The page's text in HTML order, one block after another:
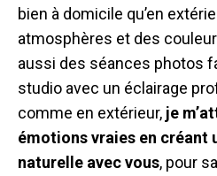
bien à domicile qu’en
atmosphères et des
aussi des séances photos
studio avec un éclairage
comme en extérieur, je
émotions vraies en créant
naturelle avec vous, pour